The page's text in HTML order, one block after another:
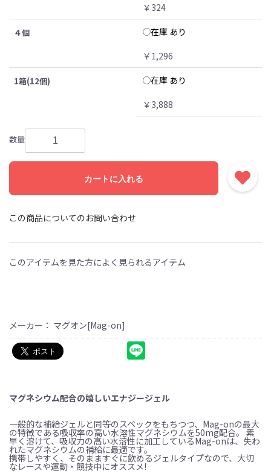
￥324
４個
在庫 あり
￥1,296
1箱(12個)
在庫 あり
￥3,888
数量
カートに入れる
この商品についてのお問い合わせ
このアイテムを見た方によく見られるアイテム
メーカー： マグオン[Mag-on]
マグネシウム配合の嬉しいエナジージェル
一般的な補給ジェルと同等のスペックをもちつつ、Mag-onの最大
の特徴である吸収率の高い水溶性マグネシウムを50mg配合。 素
早く溶けて、吸収力の高い水溶性に加工しているMag-onは、失わ
れたマグネシウムの補給に最適です。
携帯しやすく、そのまますぐに飲めるジェルタイプなので、大切
なレースや運動・競技中にオススメ!